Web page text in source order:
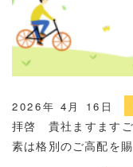
2026年 4月 16日
拝啓 貴社ますます
素は格別のご高配を